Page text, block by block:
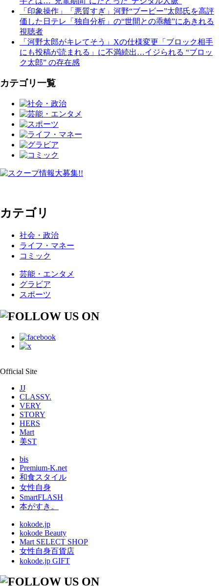
「印象操作」「悪質すぎ」河野“ブービー”太郎氏を高評
価した日テレ「独自分析」の“世間との乖離”にあきれる
視聴者
「河野太郎がキレてそう」Xの仕様変更「ブロック相手
にも投稿が読まれる」に不満続出…イジられる “ブロッ
ク太郎” の存在感
カテゴリ一覧
カテゴリ
社会・政治
ライフ・マネー
コミック
芸能・エンタメ
グラビア
スポーツ
Official Site
JJ
CLASSY.
VERY
STORY
HERS
Mart
美ST
bis
Premium-K.net
和食スタイル
女性自身
SmartFLASH
本がすき。
kokode.jp
kokode Beauty
Mart SELECT SHOP
女性自身百貨店
kokode.jp GIFT